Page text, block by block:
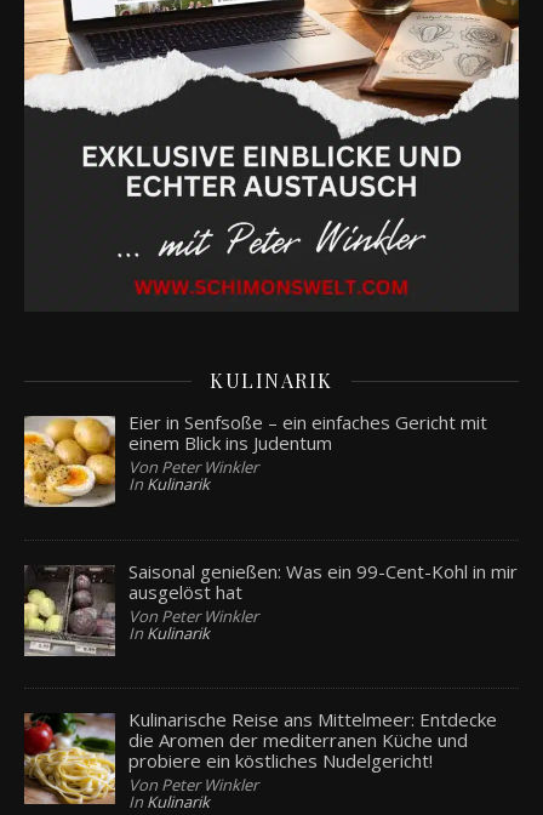
KULINARIK
Eier in Senfsoße – ein einfaches Gericht mit
einem Blick ins Judentum
Von Peter Winkler
In Kulinarik
Saisonal genießen: Was ein 99-Cent-Kohl in mir
ausgelöst hat
Von Peter Winkler
In Kulinarik
Kulinarische Reise ans Mittelmeer: Entdecke
die Aromen der mediterranen Küche und
probiere ein köstliches Nudelgericht!
Von Peter Winkler
In Kulinarik